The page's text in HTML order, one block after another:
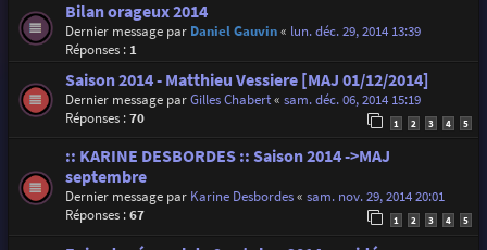
Bilan orageux 2014
Dernier message par Daniel Gauvin« lun. déc. 29, 2014 13:39
Réponses : 1
Saison 2014 - Matthieu Vessiere [MAJ 01/12/2014]
Dernier message parGilles Chabert« sam. déc. 06, 2014 15:19
Réponses :70 1 2 3 4 5
:: KARINE DESBORDES :: Saison 2014 ->MAJ
septembre
Dernier message par Karine Desbordes« sam. nov. 29, 2014 20:01
Réponses :67 1 2 3 4 5